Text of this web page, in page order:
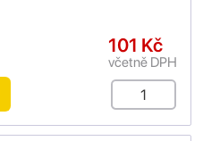
101 Kč
včetně DPH